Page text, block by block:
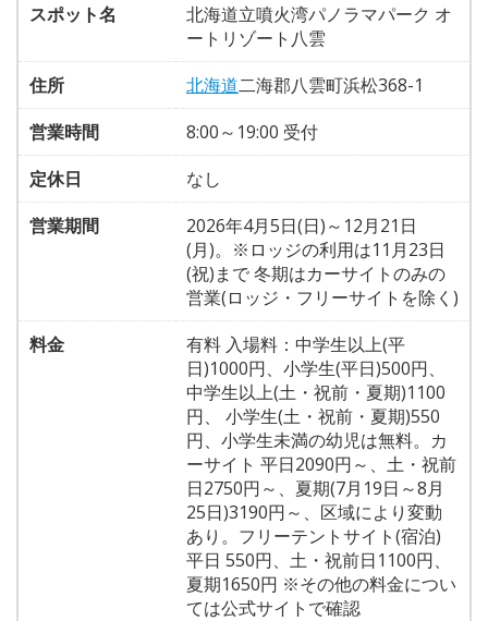
スポット名
北海道立噴火湾パノラマパーク オ
ートリゾート八雲
住所
北海道二海郡八雲町浜松368-1
営業時間
8:00～19:00 受付
定休日
なし
営業期間
2026年4月5日(日)～12月21日
(月)。※ロッジの利用は11月23日
(祝)まで 冬期はカーサイトのみの
営業(ロッジ・フリーサイトを除く)
料金
有料 入場料：中学生以上(平
日)1000円、小学生(平日)500円、
中学生以上(土・祝前・夏期)1100
円、 小学生(土・祝前・夏期)550
円、小学生未満の幼児は無料。カ
ーサイト 平日2090円～、土・祝前
日2750円～、夏期(7月19日～8月
25日)3190円～、区域により変動
あり。フリーテントサイト(宿泊)
平日 550円、土・祝前日1100円、
夏期1650円 ※その他の料金につい
ては公式サイトで確認